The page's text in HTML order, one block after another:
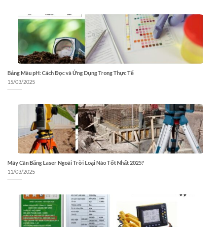
Bảng Màu pH: Cách Đọc và Ứng Dụng Trong Thực Tế
15/03/2025
Máy Cân Bằng Laser Ngoài Trời Loại Nào Tốt Nhất 2025?
11/03/2025